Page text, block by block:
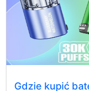
Gdzie kupić